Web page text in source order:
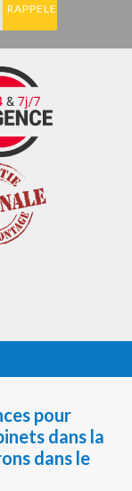
pour
dans la
dans le